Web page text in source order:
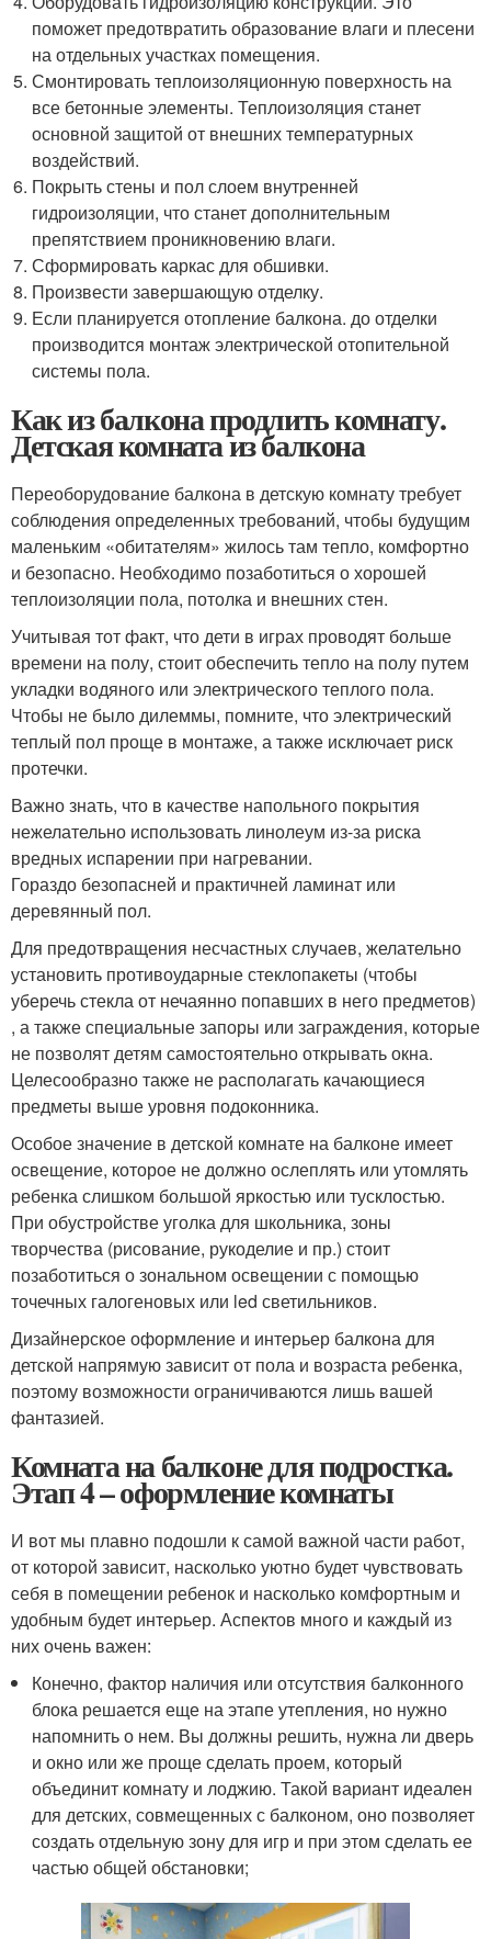
поможет предотвратить образование влаги и плесени
на отдельных участках помещения.
Смонтировать теплоизоляционную поверхность на
все бетонные элементы. Теплоизоляция станет
основной защитой от внешних температурных
воздействий.
Покрыть стены и пол слоем внутренней
гидроизоляции, что станет дополнительным
препятствием проникновению влаги.
Сформировать каркас для обшивки.
Произвести завершающую отделку.
Если планируется отопление балкона. до отделки
производится монтаж электрической отопительной
системы пола.
Как из балкона продлить комнату.
Детская комната из балкона
Переоборудование балкона в детскую комнату требует
соблюдения определенных требований, чтобы будущим
маленьким «обитателям» жилось там тепло, комфортно
и безопасно. Необходимо позаботиться о хорошей
теплоизоляции пола, потолка и внешних стен.
Учитывая тот факт, что дети в играх проводят больше
времени на полу, стоит обеспечить тепло на полу путем
укладки водяного или электрического теплого пола.
Чтобы не было дилеммы, помните, что электрический
теплый пол проще в монтаже, а также исключает риск
протечки.
Важно знать, что в качестве напольного покрытия
нежелательно использовать линолеум из-за риска
вредных испарении при нагревании.
Гораздо безопасней и практичней ламинат или
деревянный пол.
Для предотвращения несчастных случаев, желательно
установить противоударные стеклопакеты (чтобы
уберечь стекла от нечаянно попавших в него предметов)
, а также специальные запоры или заграждения, которые
не позволят детям самостоятельно открывать окна.
Целесообразно также не располагать качающиеся
предметы выше уровня подоконника.
Особое значение в детской комнате на балконе имеет
освещение, которое не должно ослеплять или утомлять
ребенка слишком большой яркостью или тусклостью.
При обустройстве уголка для школьника, зоны
творчества (рисование, рукоделие и пр.) стоит
позаботиться о зональном освещении с помощью
точечных галогеновых или led светильников.
Дизайнерское оформление и интерьер балкона для
детской напрямую зависит от пола и возраста ребенка,
поэтому возможности ограничиваются лишь вашей
фантазией.
Комната на балконе для подростка.
Этап 4 – оформление комнаты
И вот мы плавно подошли к самой важной части работ,
от которой зависит, насколько уютно будет чувствовать
себя в помещении ребенок и насколько комфортным и
удобным будет интерьер. Аспектов много и каждый из
них очень важен:
Конечно, фактор наличия или отсутствия балконного
блока решается еще на этапе утепления, но нужно
напомнить о нем. Вы должны решить, нужна ли дверь
и окно или же проще сделать проем, который
объединит комнату и лоджию. Такой вариант идеален
для детских, совмещенных с балконом, оно позволяет
создать отдельную зону для игр и при этом сделать ее
частью общей обстановки;